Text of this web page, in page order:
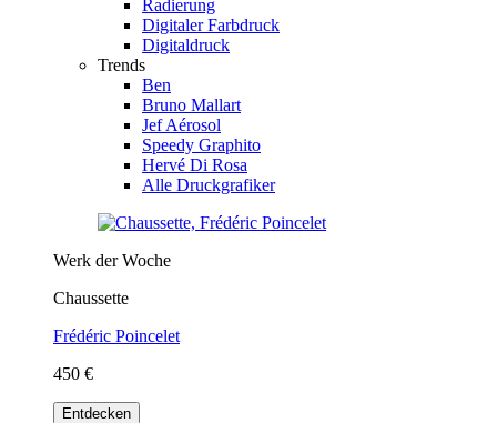
Radierung
Digitaler Farbdruck
Digitaldruck
Trends
Ben
Bruno Mallart
Jef Aérosol
Speedy Graphito
Hervé Di Rosa
Alle Druckgrafiker
Werk der Woche
Chaussette
Frédéric Poincelet
450 €
Entdecken